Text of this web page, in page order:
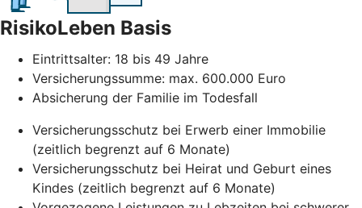
RisikoLeben Basis
Eintrittsalter: 18 bis 49 Jahre
Versicherungssumme: max. 600.000 Euro
Absicherung der Familie im Todesfall
Versicherungsschutz bei Erwerb einer Immobilie
(zeitlich begrenzt auf 6 Monate)
Versicherungsschutz bei Heirat und Geburt eines
Kindes (zeitlich begrenzt auf 6 Monate)